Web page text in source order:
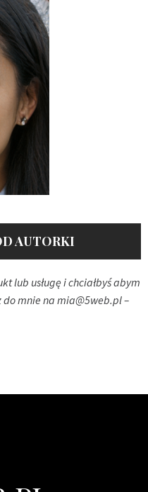
AUTORKI
lub usługę i chciałbyś abym
do mnie na mia@5web.pl–